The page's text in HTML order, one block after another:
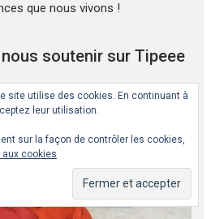
que nous vivons !
soutenir sur Tipeee
site utilise des cookies. En continuant à
leur utilisation.
sur la façon de contrôler les cookies,
aux cookies